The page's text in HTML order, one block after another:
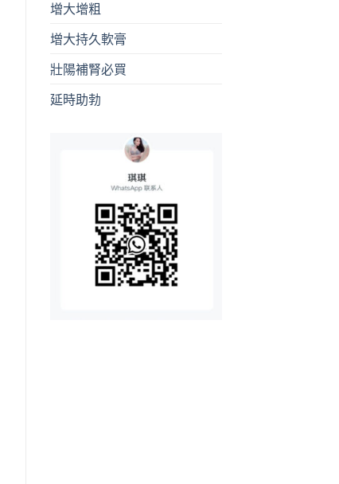
增大增粗
增大持久軟膏
壯陽補腎必買
延時助勃